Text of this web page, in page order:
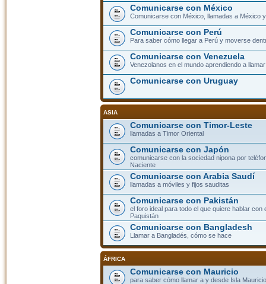
Comunicarse con México
Comunicarse con México, llamadas a México
Comunicarse con Perú
Para saber cómo llegar a Perú y moverse
Comunicarse con Venezuela
Venezolanos en el mundo aprendiendo a
Comunicarse con Uruguay
ASIA
Comunicarse con Timor-Leste
llamadas a Timor Oriental
Comunicarse con Japón
comunicarse con la sociedad nipona por
Naciente
Comunicarse con Arabia Saudí
llamadas a móviles y fijos sauditas
Comunicarse con Pakistán
el foro ideal para todo el que quiere hablar con
Paquistán
Comunicarse con Bangladesh
Llamar a Bangladés, cómo se hace
ÁFRICA
Comunicarse con Mauricio
para saber cómo llamar a y desde Isla